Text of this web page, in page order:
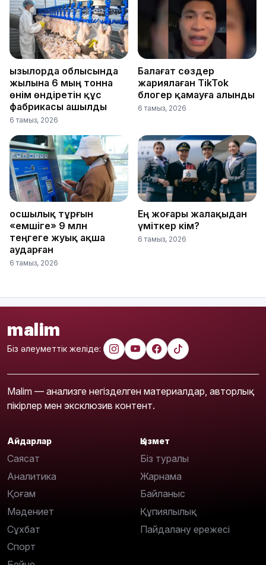
Қызылорда облысында
жылына 6 мың тонна
өнім өндіретін құс
фабрикасы ашылды
6 тамыз, 2026
Балағат сөздер
жариялаған TikTok
блогер қамауға алынды
6 тамыз, 2026
Қосшылық тұрғын
«емшіге» 9 млн
теңгеге жуық ақша
аударған
6 тамыз, 2026
Ең жоғары жалақыдан
үміткер кім?
6 тамыз, 2026
malim
Біз әлеуметтік желіде:
Malim — анализге негізделген материалдар, авторлық
пікірлер мен эксклюзив контент.
Айдарлар
Саясат
Аналитика
Қоғам
Мәдениет
Сұхбат
Спорт
Қызмет
Біз туралы
Жарнама
Байланыс
Құпиялылық
Пайдалану ережесі